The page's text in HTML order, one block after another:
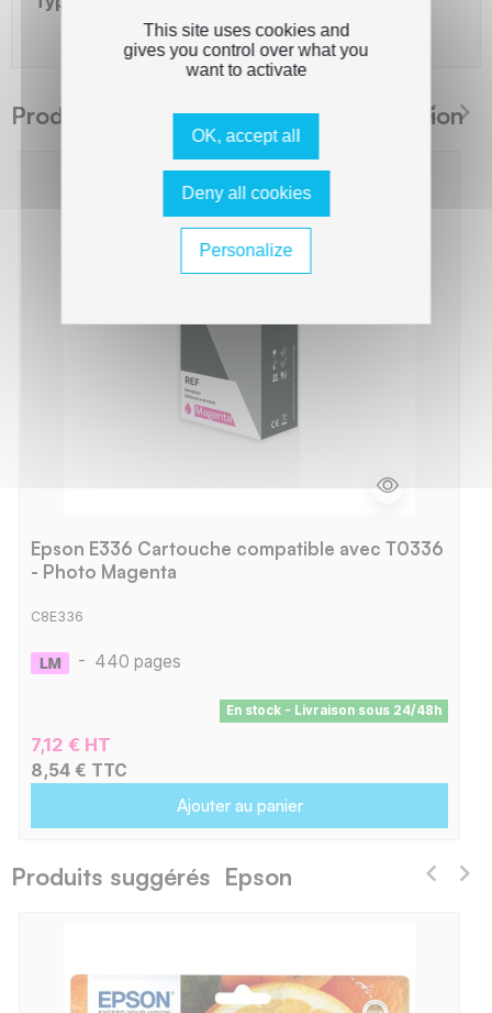
Produits suggérés The Premium Solution
Epson E336 Cartouche compatible avec T0336
- Photo Magenta
C8E336
- 440 pages
En stock - Livraison sous 24/48h
7,12 € HT
8,54 € TTC
Ajouter au panier
Produits suggérés Epson
This site uses cookies and
gives you control over what you
want to activate
OK, accept all
Deny all cookies
Personalize